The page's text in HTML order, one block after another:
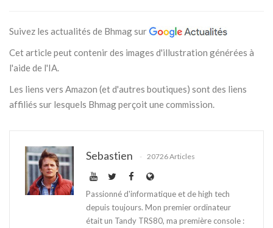
Suivez les actualités de Bhmag sur
Cet article peut contenir des images d'illustration générées à
l'aide de l'IA.
Les liens vers Amazon (et d'autres boutiques) sont des liens
affiliés sur lesquels Bhmag perçoit une commission.
Sebastien 20726 Articles
Passionné d'informatique et de high tech
depuis toujours. Mon premier ordinateur
était un Tandy TRS80, ma première console :